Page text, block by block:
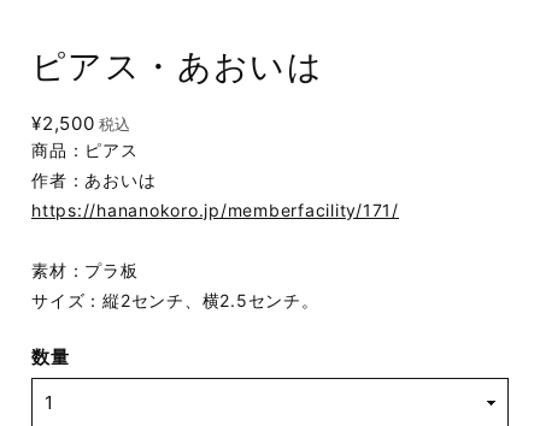
ピアス・あおいは
¥2,500 税込
商品：ピアス
作者：あおいは
https://hananokoro.jp/memberfacility/171/
素材：プラ板
サイズ：縦2センチ、横2.5センチ。
数量